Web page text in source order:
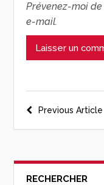
Prévenez-moi
e-mail.
Previous Article
RECHERCHER